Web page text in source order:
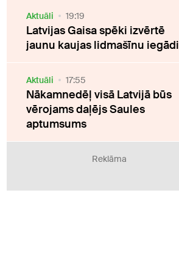
Aktuāli 19:19
Latvijas Gaisa spēki izvērtē
jaunu kaujas lidmašīnu iegādi
Aktuāli 17:55
Nākamnedēļ visā Latvijā būs
vērojams daļējs Saules
aptumsums
Reklāma